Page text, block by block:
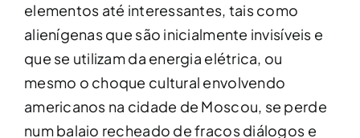
elementos até interessantes, tais como
alienígenas que são inicialmente invisíveis e
que se utilizam da energia elétrica, ou
mesmo o choque cultural envolvendo
americanos na cidade de Moscou, se perde
num balaio recheado de fracos diálogos e